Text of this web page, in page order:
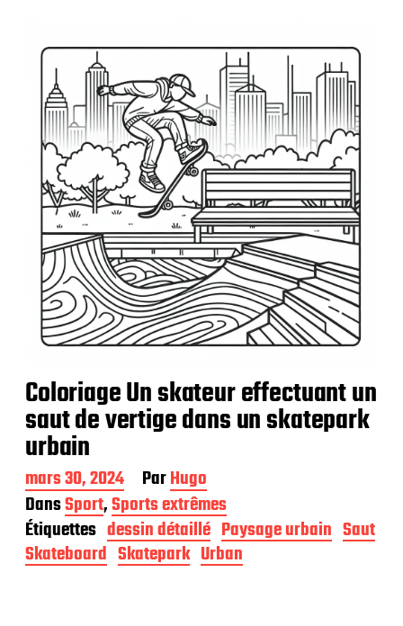
Coloriage Un skateur effectuant un
saut de vertige dans un skatepark
urbain
D
a
t
e
d
e
mars 30, 2024 ParHugo
DansSport,Sports extrêmes
Étiquettes dessin détaillé Paysage urbain Saut
Skateboard Skatepark Urban